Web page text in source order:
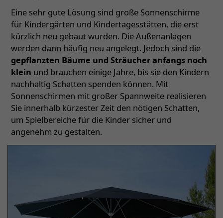
Eine sehr gute Lösung sind große Sonnenschirme
für Kindergärten und Kindertagesstätten, die erst
kürzlich neu gebaut wurden. Die Außenanlagen
werden dann häufig neu angelegt. Jedoch sind die
gepflanzten Bäume und Sträucher anfangs noch
klein und brauchen einige Jahre, bis sie den Kindern
nachhaltig Schatten spenden können. Mit
Sonnenschirmen mit großer Spannweite realisieren
Sie innerhalb kürzester Zeit den nötigen Schatten,
um Spielbereiche für die Kinder sicher und
angenehm zu gestalten.